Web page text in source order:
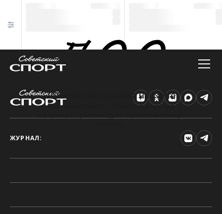
Техническая ошибка на сайте
Произошла ошибка. Чтобы найти нужную
ЖУРНАЛ: